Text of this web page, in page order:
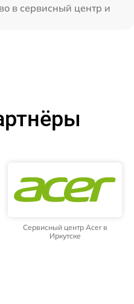
в сервисный центр и
Сервисный центр Acer в
Иркутске